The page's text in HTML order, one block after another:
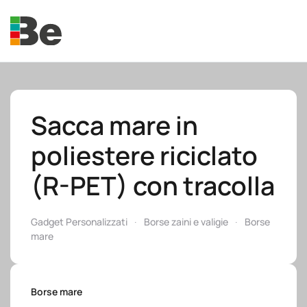
Skip to main content
Sacca mare in
poliestere riciclato
(R-PET) con tracolla
Gadget Personalizzati Borse zaini e valigie
Borse
mare
Borse mare